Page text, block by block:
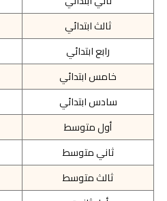
ثالث ابتدائي
رابع ابتدائي
خامس ابتدائي
سادس ابتدائي
أول متوسط
ثاني متوسط
ثالث متوسط